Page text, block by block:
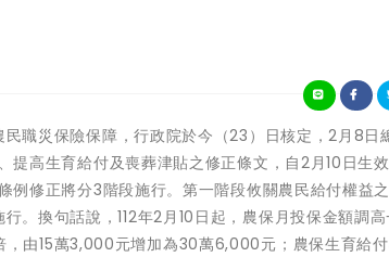
職災保險保障，行政院於今（23）日核定，2月8日
高生育給付及喪葬津貼之修正條文，自2月10日生
修正將分3階段施行。第一階段攸關農民給付權益
。換句話說，112年2月10日起，農保月投保金額調
由15萬3,000元增加為30萬6,000元；農保生育給